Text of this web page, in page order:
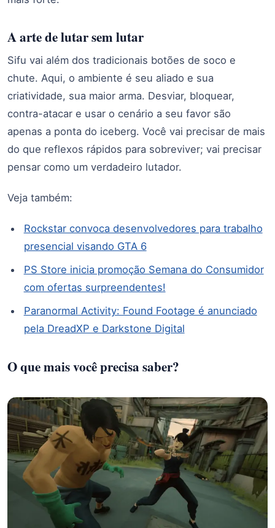
A arte de lutar sem lutar
Sifu vai além dos tradicionais botões de soco e
chute. Aqui, o ambiente é seu aliado e sua
criatividade, sua maior arma. Desviar, bloquear,
contra-atacar e usar o cenário a seu favor são
apenas a ponta do iceberg. Você vai precisar de mais
do que reflexos rápidos para sobreviver; vai precisar
pensar como um verdadeiro lutador.
Veja também:
Rockstar convoca desenvolvedores para trabalho
presencial visando GTA 6
PS Store inicia promoção Semana do Consumidor
com ofertas surpreendentes!
Paranormal Activity: Found Footage é anunciado
pela DreadXP e Darkstone Digital
O que mais você precisa saber?